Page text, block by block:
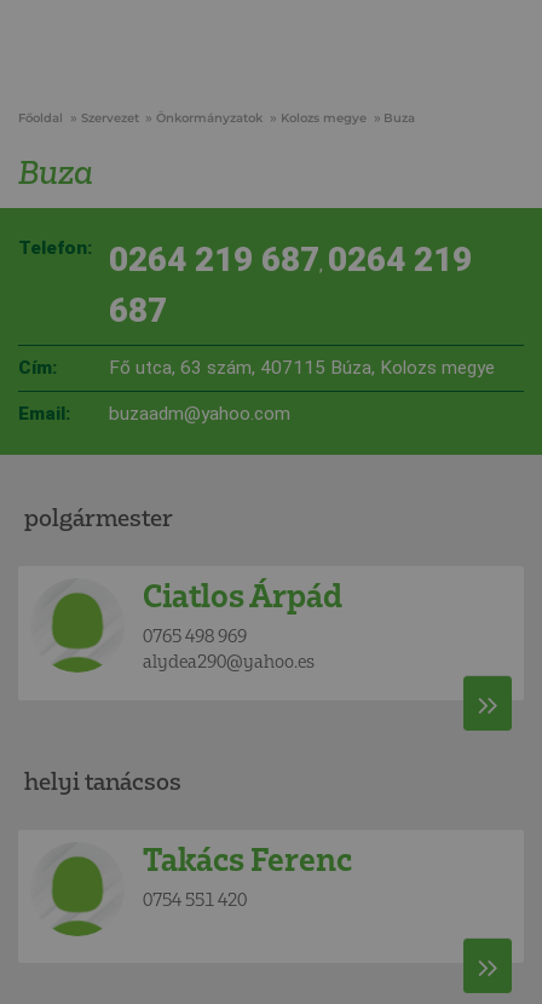
Főoldal Szervezet Önkormányzatok Kolozs megye Buza
Buza
Telefon: 0264 219 687, 0264 219
687
Cím: Fő utca, 63 szám, 407115 Búza, Kolozs megye
Email: buzaadm@yahoo.com
polgármester
Ciatlos Árpád
0765 498 969
alydea290@yahoo.es
helyi tanácsos
Takács Ferenc
0754 551 420